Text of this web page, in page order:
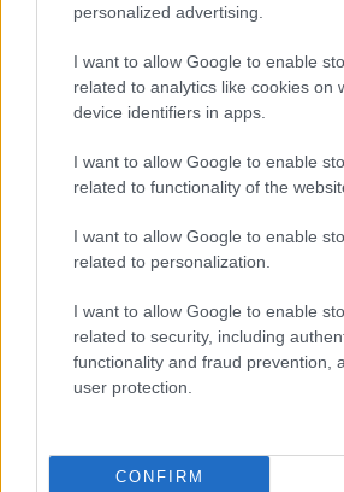
personalized advertising.
I want to allow Google to enable
related to analytics like cookies on
device identifiers in apps.
I want to allow Google to enable
related to functionality of the
I want to allow Google to enable
related to personalization.
I want to allow Google to enable
related to security, including
functionality and fraud prevention,
user protection.
CONFIRM
Eureka Bridged PAX Gold (Terra
JDB
(KPK ETH PRIME)
SyBTC
(SYBTC)